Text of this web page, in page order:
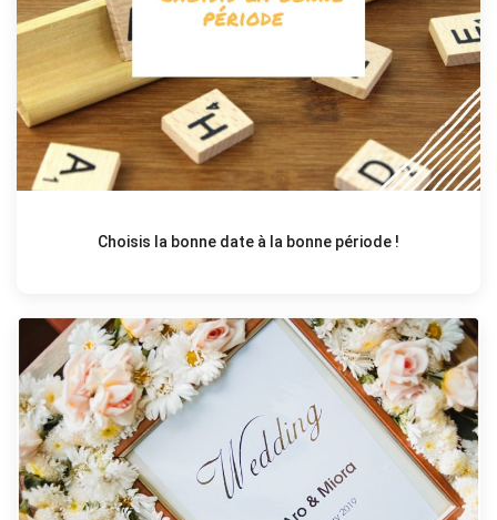
Choisis la bonne date à la bonne période !